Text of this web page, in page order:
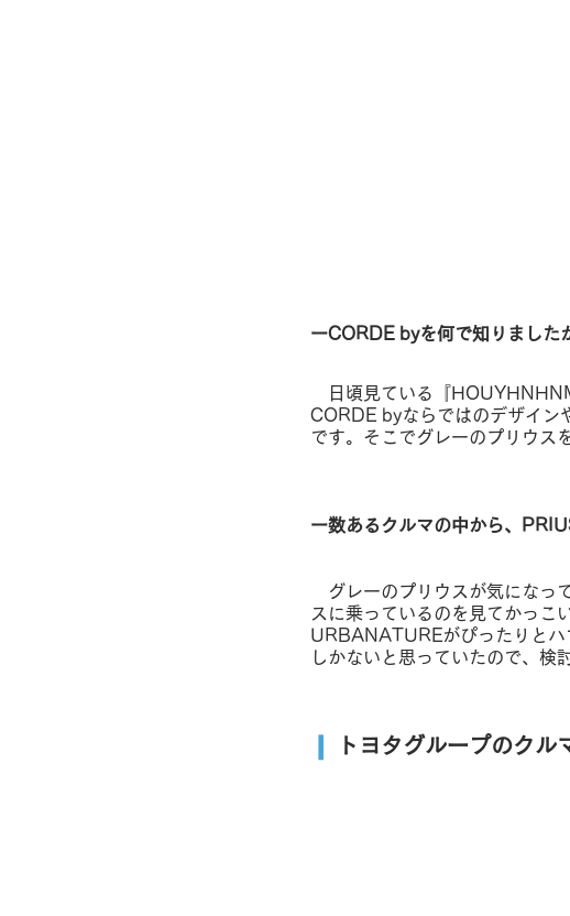
ーCORDE byを何で知りました
日頃見ている『
CORDE byならではのデザイン
です。そこでグレーのプリウス
ー数あるクルマの中から、
グレーのプリウスが気になっ
スに乗っているのを見てかっこ
URBANATUREがぴったりとハ
しかないと思っていたので、検
トヨタグループのク